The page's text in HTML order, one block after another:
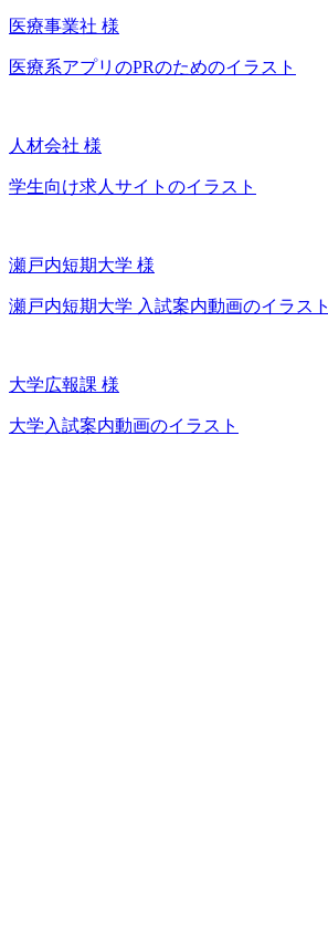
医療事業社 様
医療系アプリのPRのためのイラスト
人材会社 様
学生向け求人サイトのイラスト
瀬戸内短期大学 様
瀬戸内短期大学 入試案内動画のイラスト
大学広報課 様
大学入試案内動画のイラスト